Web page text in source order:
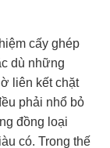
cấy ghép
dù những
liên kết chặt
phải nhổ bỏ
đồng loại
có. Trong thế